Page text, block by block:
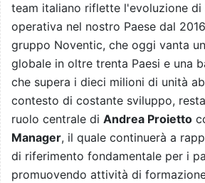
team italiano riflette l'evoluzione di
operativa nel nostro Paese dal
gruppo Noventic, che oggi vanta
globale in oltre trenta Paesi e una
che supera i dieci milioni di unità
contesto di costante sviluppo,
ruolo centrale di Andrea Proietto
Manager, il quale continuerà a
di riferimento fondamentale per i
promuovendo attività di